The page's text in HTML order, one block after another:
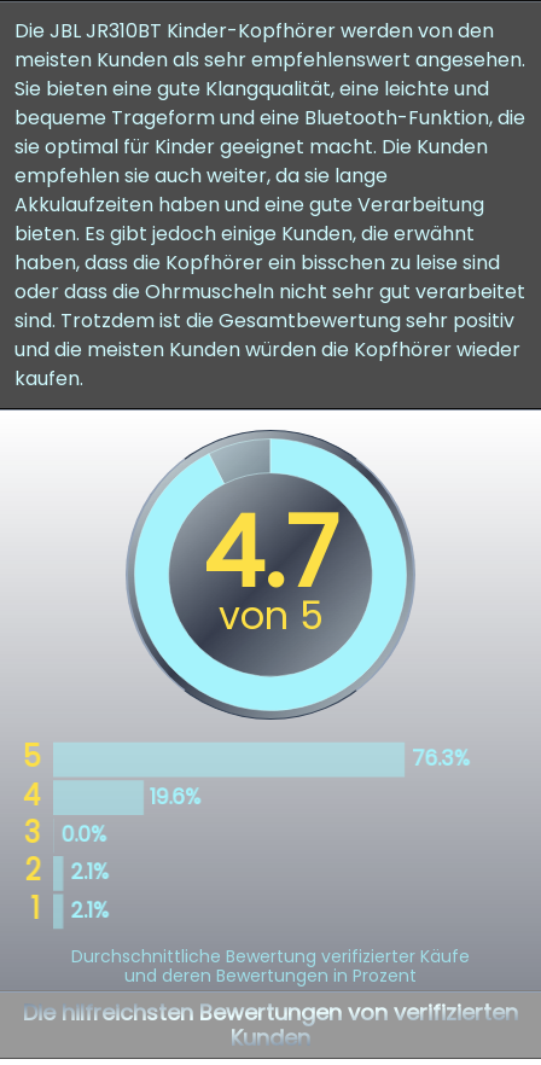
Die JBL JR310BT Kinder-Kopfhörer werden von den
meisten Kunden als sehr empfehlenswert angesehen.
Sie bieten eine gute Klangqualität, eine leichte und
bequeme Trageform und eine Bluetooth-Funktion, die
sie optimal für Kinder geeignet macht. Die Kunden
empfehlen sie auch weiter, da sie lange
Akkulaufzeiten haben und eine gute Verarbeitung
bieten. Es gibt jedoch einige Kunden, die erwähnt
haben, dass die Kopfhörer ein bisschen zu leise sind
oder dass die Ohrmuscheln nicht sehr gut verarbeitet
sind. Trotzdem ist die Gesamtbewertung sehr positiv
und die meisten Kunden würden die Kopfhörer wieder
kaufen.
Durchschnittliche Bewertung verifizierter Käufe
und deren Bewertungen in Prozent
Die hilfreichsten Bewertungen von verifizierten
Kunden